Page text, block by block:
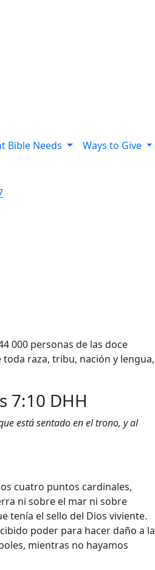
Bible Needs Ways to Give
000 personas de las doce
raza, tribu, nación y lengua,
7:10 DHH
está sentado en el trono, y al
cuatro puntos cardinales,
ni sobre el mar ni sobre
tenía el sello del Dios viviente.
poder para hacer daño a la
mientras no hayamos